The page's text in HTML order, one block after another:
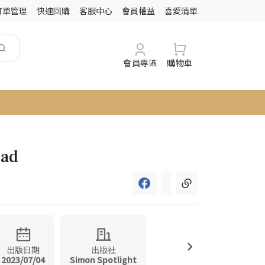
單管理 快速回購 客服中心 會員權益 喜愛清單
會員專區 購物車
出版日期
2023/07/04
出版社
Simon Spotlight